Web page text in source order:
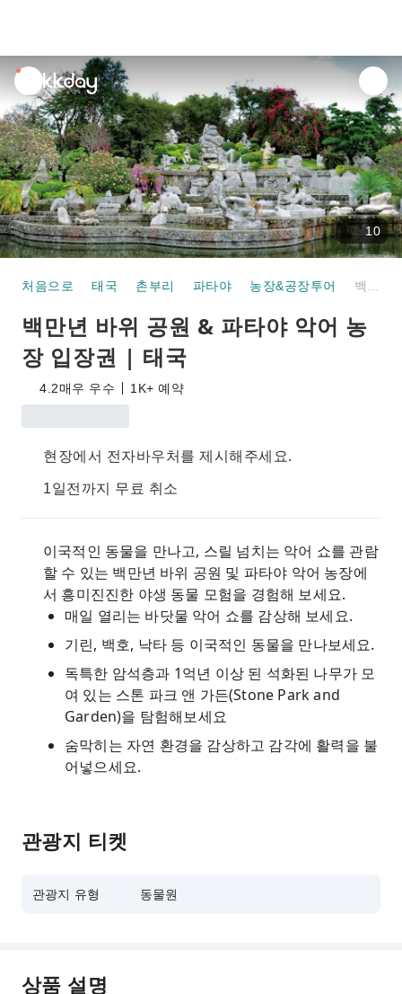
unread
notifications
10
처음으로 태국 촌부리 파타야 농장&공장투어
백만년 바위 공원 & 파타야 악어 농
장 입장권 | 태국
4.2매우 우수 1K+ 예약
현장에서 전자바우처를 제시해주세요.
1일전까지 무료 취소
이국적인 동물을 만나고, 스릴 넘치는 악어 쇼를 관람
할 수 있는 백만년 바위 공원 및 파타야 악어 농장에
서 흥미진진한 야생 동물 모험을 경험해 보세요.
매일 열리는 바닷물 악어 쇼를 감상해 보세요.
기린, 백호, 낙타 등 이국적인 동물을 만나보세요.
독특한 암석층과 1억년 이상 된 석화된 나무가 모
여 있는 스톤 파크 앤 가든(Stone Park and
Garden)을 탐험해보세요
숨막히는 자연 환경을 감상하고 감각에 활력을 불
어넣으세요.
관광지 티켓
관광지 유형 동물원
상품 설명